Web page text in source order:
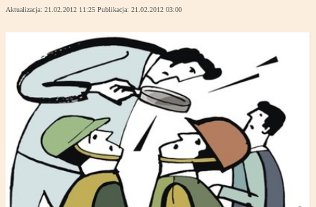
Aktualizacja: 21.02.2012 11:25 Publikacja: 21.02.2012 03:00